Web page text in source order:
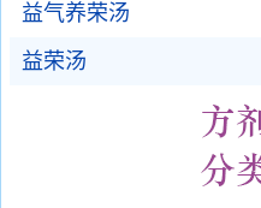
益气养荣汤
益荣汤